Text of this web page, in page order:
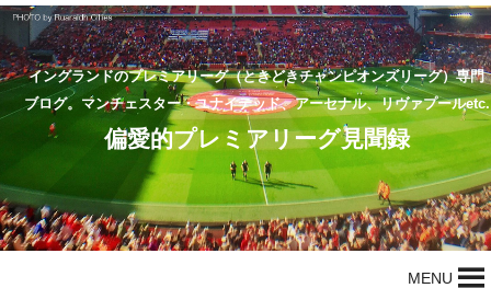
イングランドのプレミアリーグ（ときどきチャンピオンズリーグ）専門
ブログ。マンチェスター・ユナイテッド、アーセナル、リヴァプールetc.
偏愛的プレミアリーグ見聞録
MENU